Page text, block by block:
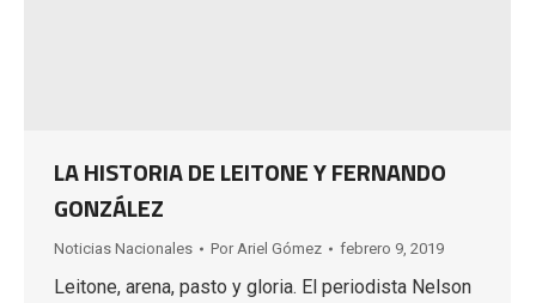
LA HISTORIA DE LEITONE Y FERNANDO
GONZÁLEZ
Noticias Nacionales Por Ariel Gómez febrero 9, 2019
Leitone, arena, pasto y gloria. El periodista Nelson